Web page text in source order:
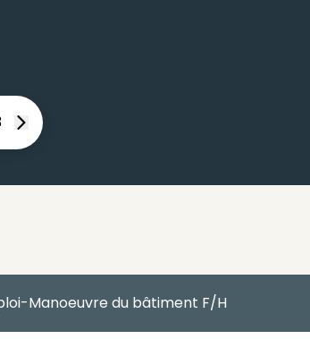
Next
-Manoeuvre du bâtiment F/H